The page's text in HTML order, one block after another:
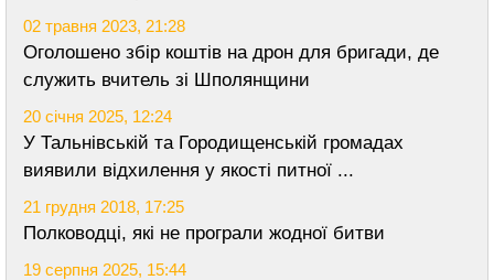
02 травня 2023, 21:28
Оголошено збір коштів на дрон для бригади, де
служить вчитель зі Шполянщини
20 січня 2025, 12:24
У Тальнівській та Городищенській громадах
виявили відхилення у якості питної ...
21 грудня 2018, 17:25
Полководці, які не програли жодної битви
19 серпня 2025, 15:44